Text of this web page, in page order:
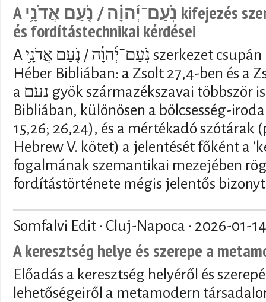
A נֹֽעַם־יְ֜הוָ֗ה / נֹ֤עַם אֲדֹנָ֥י kifejezés szemantikai, vallástörténeti
és fordítástechnikai kérdései
A נֹֽעַם־יְ֜הוָ֗ה / נֹ֤עַם אֲדֹנָ֥י szerkezet csupán kétszer fordul elő a
Héber Bibliában: a Zsolt 27,4-ben és a
a נעם gyök származékszavai többször is előfordulnak a Héber
Bibliában, különösen a bölcsesség-
15,26; 26,24), és a mértékadó szótárak
Hebrew V. kötet) a jelentését főként a
fogalmának szemantikai mezejében
fordítástörténete mégis jelentős
Somfalvi Edit · Cluj-Napoca · 2026-01-14
A keresztség helye és szerepe a
Előadás a keresztség helyéről és
lehetőségeiről a metamodern